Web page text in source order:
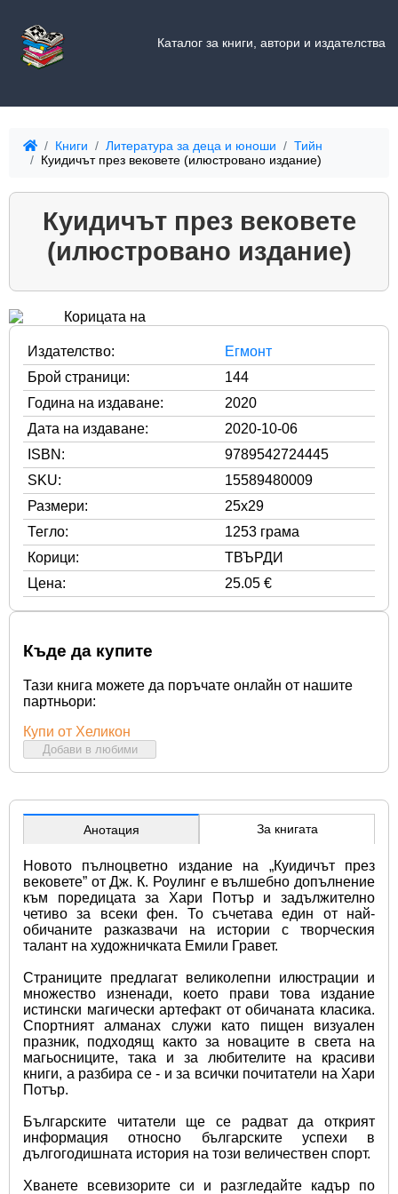
Каталог за книги, автори и издателства
Книги Литература за деца и юноши
Тийн
Куидичът през вековете (илюстровано издание)
Куидичът през вековете
(илюстровано издание)
Издателство:
Егмонт
Брой страници:
144
Година на издаване:
2020
Дата на издаване:
2020-10-06
ISBN:
9789542724445
SKU:
15589480009
Размери:
25x29
Тегло:
1253 грама
Корици:
ТВЪРДИ
Цена:
25.05 €
Къде да купите
Тази книга можете да поръчате онлайн от нашите
партньори:
Купи от Хеликон
Добави в любими
Анотация За книгата
Новото пълноцветно издание на „Куидичът през
вековете” от Дж. К. Роулинг е вълшебно допълнение
към поредицата за Хари Потър и задължително
четиво за всеки фен. То съчетава един от най-
обичаните разказвачи на истории с творческия
талант на художничката Емили Гравет.
Страниците предлагат великолепни илюстрации и
множество изненади, което прави това издание
истински магически артефакт от обичаната класика.
Спортният алманах служи като пищен визуален
празник, подходящ както за новаците в света на
магьосниците, така и за любителите на красиви
книги, а разбира се - и за всички почитатели на Хари
Потър.
Българските читатели ще се радват да открият
информация относно българските успехи в
дългогодишната история на този величествен спорт.
Хванете всевизорите си и разгледайте кадър по